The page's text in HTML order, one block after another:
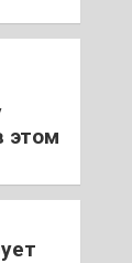
этом